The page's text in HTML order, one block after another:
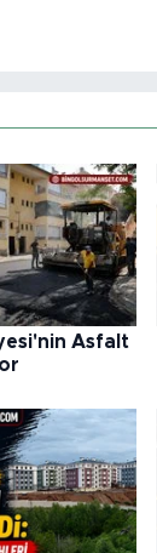
Asfalt